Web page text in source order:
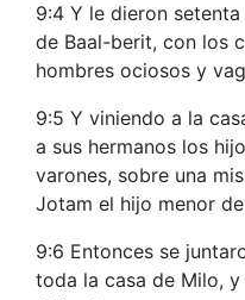
9:4 Y le dieron
de Baal-berit, con los
hombres ociosos y
9:5 Y viniendo a la
a sus hermanos los
varones, sobre una
Jotam el hijo menor
9:6 Entonces se
toda la casa de Milo,